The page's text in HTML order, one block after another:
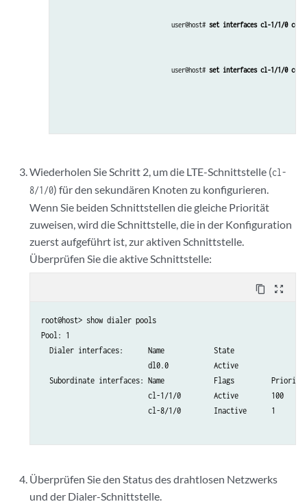
user@host# set interfaces cl-1/1/0
user@host# set interfaces cl-1/1/0
Wiederholen Sie Schritt 2, um die LTE-Schnittstelle (cl-
8/1/0) für den sekundären Knoten zu konfigurieren.
Wenn Sie beiden Schnittstellen die gleiche Priorität
zuweisen, wird die Schnittstelle, die in der Konfiguration
zuerst aufgeführt ist, zur aktiven Schnittstelle.
Überprüfen Sie die aktive Schnittstelle:
content_copy zoom_out_map
root@host> show dialer pools
Pool: 1
  Dialer interfaces:      Name            State
                          dl0.0           Active
  Subordinate interfaces: Name            Flags         Priority
                          cl-1/1/0        Active        100
                          cl-8/1/0        Inactive      1
Überprüfen Sie den Status des drahtlosen Netzwerks
und der Dialer-Schnittstelle.